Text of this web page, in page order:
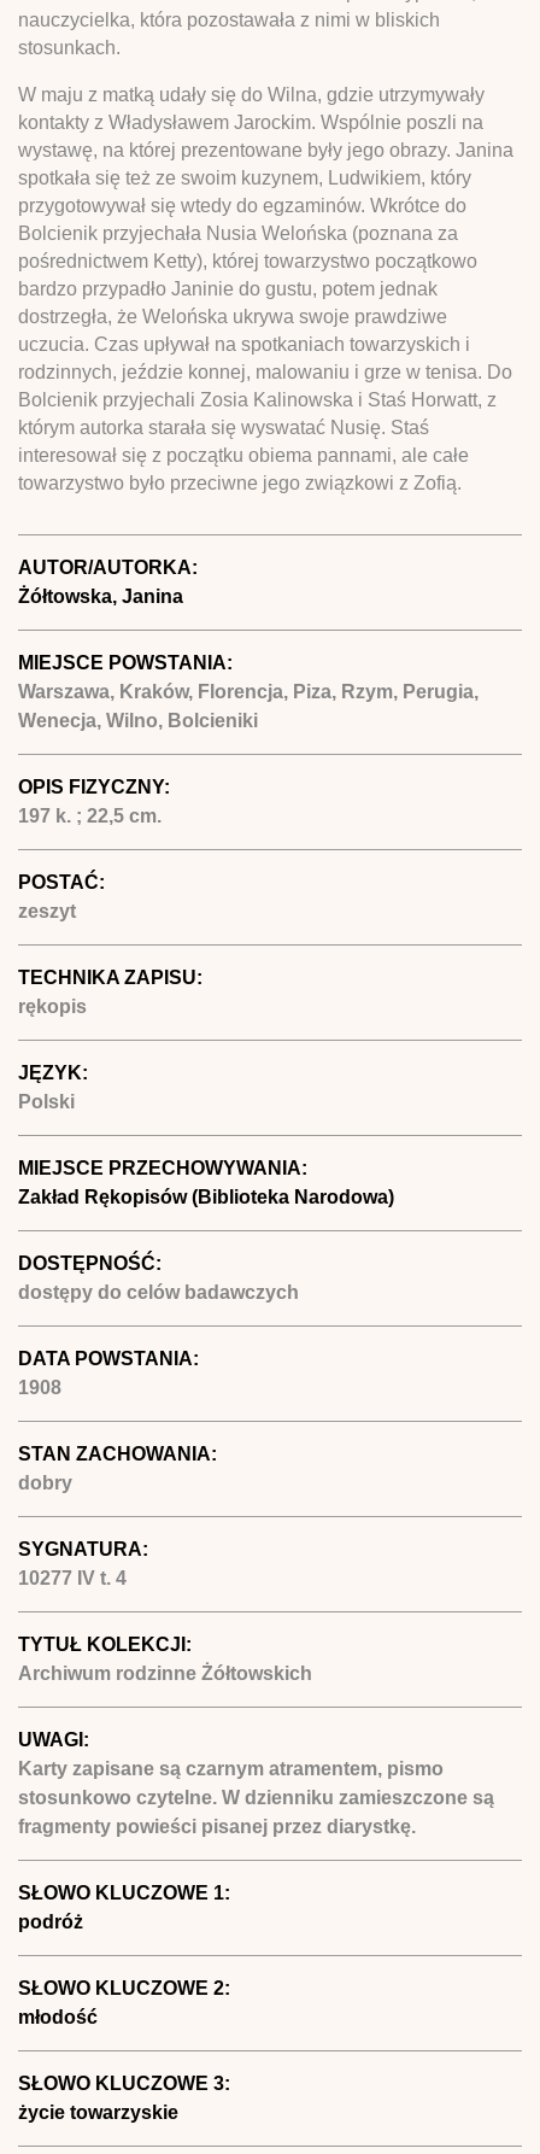
nauczycielka, która pozostawała z nimi w bliskich
stosunkach.
W maju z matką udały się do Wilna, gdzie utrzymywały
kontakty z Władysławem Jarockim. Wspólnie poszli na
wystawę, na której prezentowane były jego obrazy. Janina
spotkała się też ze swoim kuzynem, Ludwikiem, który
przygotowywał się wtedy do egzaminów. Wkrótce do
Bolcienik przyjechała Nusia Welońska (poznana za
pośrednictwem Ketty), której towarzystwo początkowo
bardzo przypadło Janinie do gustu, potem jednak
dostrzegła, że Welońska ukrywa swoje prawdziwe
uczucia. Czas upływał na spotkaniach towarzyskich i
rodzinnych, jeździe konnej, malowaniu i grze w tenisa. Do
Bolcienik przyjechali Zosia Kalinowska i Staś Horwatt, z
którym autorka starała się wyswatać Nusię. Staś
interesował się z początku obiema pannami, ale całe
towarzystwo było przeciwne jego związkowi z Zofią.
AUTOR/AUTORKA:
Żółtowska, Janina
MIEJSCE POWSTANIA:
Warszawa, Kraków, Florencja, Piza, Rzym, Perugia,
Wenecja, Wilno, Bolcieniki
OPIS FIZYCZNY:
197 k. ; 22,5 cm.
POSTAĆ:
zeszyt
TECHNIKA ZAPISU:
rękopis
JĘZYK:
Polski
MIEJSCE PRZECHOWYWANIA:
Zakład Rękopisów (Biblioteka Narodowa)
DOSTĘPNOŚĆ:
dostępy do celów badawczych
DATA POWSTANIA:
1908
STAN ZACHOWANIA:
dobry
SYGNATURA:
10277 IV t. 4
TYTUŁ KOLEKCJI:
Archiwum rodzinne Żółtowskich
UWAGI:
Karty zapisane są czarnym atramentem, pismo
stosunkowo czytelne. W dzienniku zamieszczone są
fragmenty powieści pisanej przez diarystkę.
SŁOWO KLUCZOWE 1:
podróż
SŁOWO KLUCZOWE 2:
młodość
SŁOWO KLUCZOWE 3:
życie towarzyskie